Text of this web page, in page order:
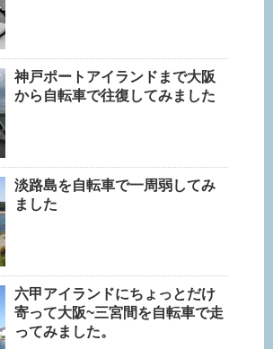
神戸ポートアイランドまで大阪
から自転車で往復してみました
淡路島を自転車で一周弱してみ
ました
六甲アイランドにちょっとだけ
寄って大阪~三宮間を自転車で走
ってみました。